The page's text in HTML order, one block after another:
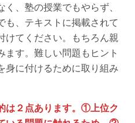
、塾の授業でもやらず、
も、テキストに掲載されて
けてください。もちろん親
す。難しい問題もヒント
身に付けるために取り組み
は２点あります。①上位ク